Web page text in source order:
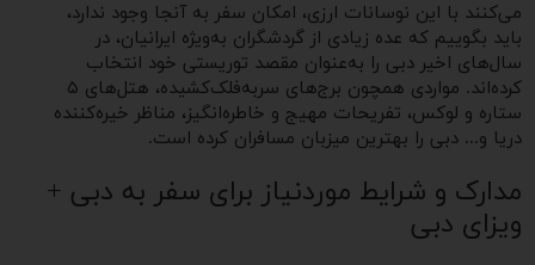
می‌کنند با این نوسانات ارزی، امکان سفر به آنجا وجود ندارد،
باید بگوییم که عده زیادی از گردشگران به‌ویژه ایرانیان، در
سال‌های اخیر دبی را به‌عنوان مقصد توریستی خود انتخاب
کرده‌اند. مواردی همچون برج‌های سر‌به‌فلک‌کشیده، هتل‌های ۵
ستاره و لوکس، تفریحات مهیج و خاطره‌انگیز، مناظر خیره‌کننده
دریا و... دبی را بهترین میزبان مسافران کرده است.
مدارک و شرایط موردنیاز برای سفر به دبی +
ویزای دبی